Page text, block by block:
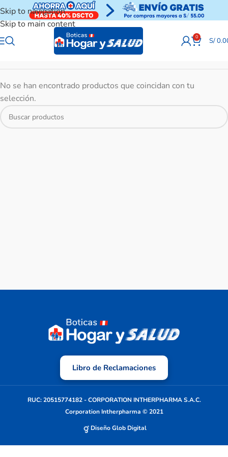
Skip to navigation
Skip to main content
0 S/
No se han encontrado productos que coincidan con tu
selección.
Libro de Reclamaciones
RUC: 20515774182 - CORPORATION INTHERPHARMA S.A.C.
Corporation Intherpharma © 2021
Diseño Glob Digital